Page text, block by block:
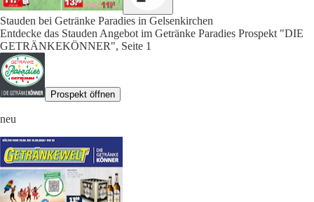
Stauden bei Getränke Paradies in Gelsenkirchen
Entdecke das Stauden Angebot im Getränke Paradies Prospekt "DIE
GETRÄNKEKÖNNER", Seite 1
Prospekt öffnen
neu